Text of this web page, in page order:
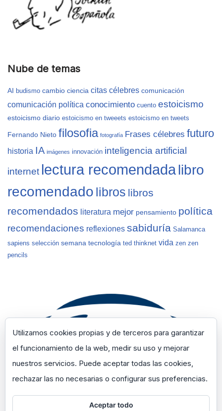
Nube de temas
AI budismo cambio ciencia citas célebres comunicación
comunicación política conocimiento cuento estoicismo
estoicismo diario estoicismo en tweeets estoicismo en tweets
Fernando Nieto filosofia fotografía Frases célebres futuro
historia IA imágenes innovación inteligencia artificial
internet lectura recomendadalibro
recomendado libros libros
recomendados literatura mejor pensamiento política
recomendaciones reflexiones sabiduría Salamanca
sapiens selección semana tecnología ted thinknet vida zen zen
pencils
Utilizamos cookies propias y de terceros para garantizar
el funcionamiento de la web, medir su uso y mejorar
nuestros servicios. Puede aceptar todas las cookies,
rechazar las no necesarias o configurar sus preferencias.
Aceptar todo